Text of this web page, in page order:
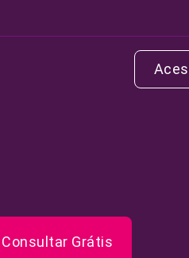
Consultar Grátis